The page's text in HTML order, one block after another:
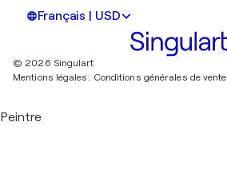
Français | USD
© 2026 Singulart
Mentions légales. Conditions générales de vente
Peintre